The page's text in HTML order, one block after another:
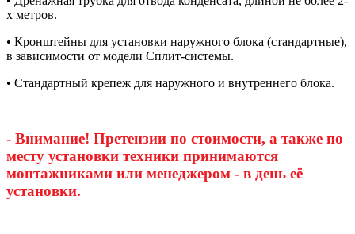
х метров.
• Кронштейны для установки наружного блока (стандартные),
в зависимости от модели Сплит-системы.
• Стандартный крепеж для наружного и внутреннего блока.
- Внимание! Претензии по стоимости, а также по
месту установки техники принимаются
монтажниками или менеджером - в день её
установки.